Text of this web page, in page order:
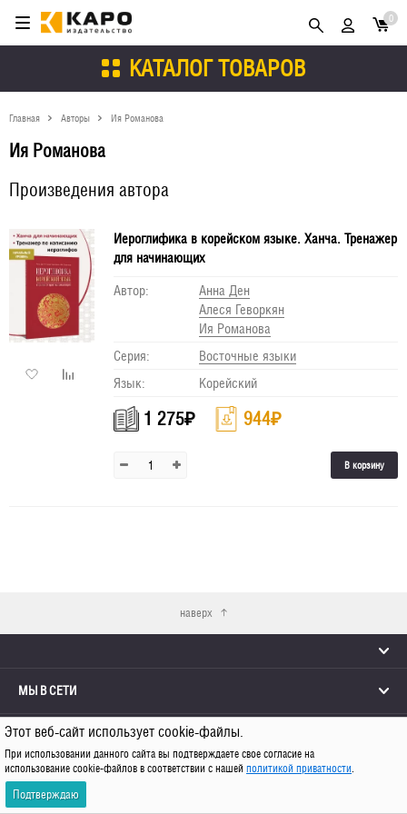
Этот веб-сайт использует cookie-файлы.
При использовании данного сайта вы подтверждаете свое согласие на
использование cookie-файлов в соответствии с нашей политикой приватности.
Подтверждаю
КАТАЛОГ ТОВАРОВ
0
Главная Авторы Ия Романова
Ия Романова
Произведения автора
Иероглифика в корейском языке. Ханча. Тренажер
для начинающих
Автор:
Анна Ден
Алеся Геворкян
Ия Романова
Серия:
Восточные языки
Язык:
Корейский
1 275₽ 944₽
В корзину
наверх
МЫ В СЕТИ
КОНТАКТЫ